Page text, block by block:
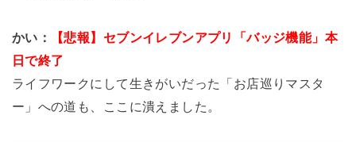
かい：
【悲報】セブンイレブンアプリ「バッジ機能」本
日で終了
ライフワークにして生きがいだった「お店巡りマスタ
ー」への道も、ここに潰えました。